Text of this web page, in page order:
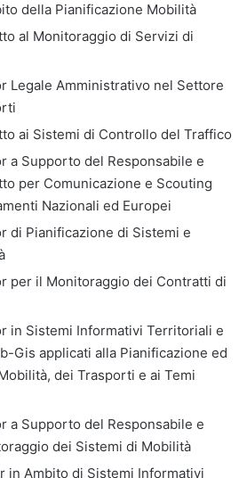
della Pianificazione Mobilità
al Monitoraggio di Servizi di
Legale Amministrativo nel Settore
ai Sistemi di Controllo del Traffico
a Supporto del Responsabile e
per Comunicazione e Scouting
Nazionali ed Europei
di Pianificazione di Sistemi e
per il Monitoraggio dei Contratti di
in Sistemi Informativi Territoriali e
Gis applicati alla Pianificazione ed
dei Trasporti e ai Temi
a Supporto del Responsabile e
dei Sistemi di Mobilità
in Ambito di Sistemi Informativi